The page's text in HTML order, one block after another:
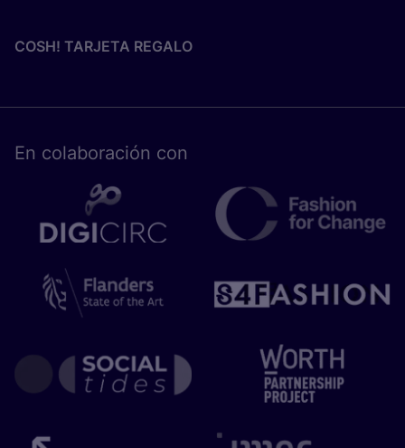
COSH! TARJETA REGALO
En cola­bo­ra­ción con